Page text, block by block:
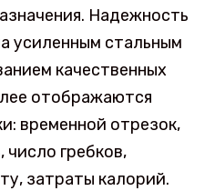
Надежность
усиленным стальным
качественных
отображаются
временной отрезок,
число гребков,
затраты калорий.